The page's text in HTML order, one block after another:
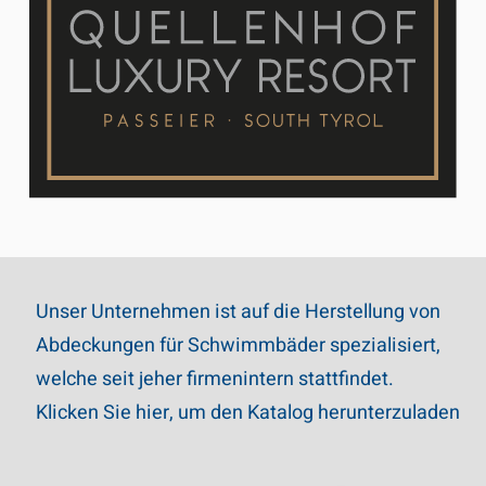
Unser Unternehmen ist auf die Herstellung von
Abdeckungen für Schwimmbäder spezialisiert,
welche seit jeher firmenintern stattfindet.
Klicken Sie hier, um den Katalog herunterzuladen